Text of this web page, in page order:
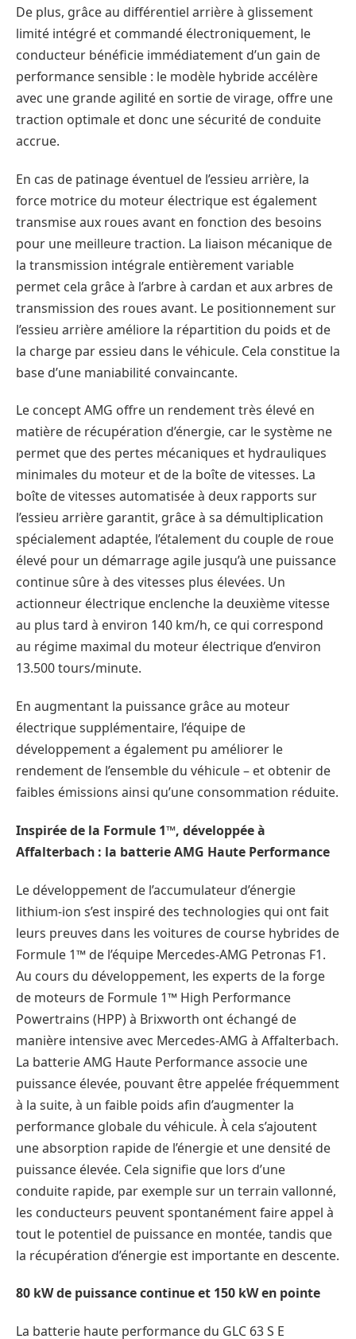
De plus, grâce au différentiel arrière à glissement
limité intégré et commandé électroniquement, le
conducteur bénéficie immédiatement d’un gain de
performance sensible : le modèle hybride accélère
avec une grande agilité en sortie de virage, offre une
traction optimale et donc une sécurité de conduite
accrue.
En cas de patinage éventuel de l’essieu arrière, la
force motrice du moteur électrique est également
transmise aux roues avant en fonction des besoins
pour une meilleure traction. La liaison mécanique de
la transmission intégrale entièrement variable
permet cela grâce à l’arbre à cardan et aux arbres de
transmission des roues avant. Le positionnement sur
l’essieu arrière améliore la répartition du poids et de
la charge par essieu dans le véhicule. Cela constitue la
base d’une maniabilité convaincante.
Le concept AMG offre un rendement très élevé en
matière de récupération d’énergie, car le système ne
permet que des pertes mécaniques et hydrauliques
minimales du moteur et de la boîte de vitesses. La
boîte de vitesses automatisée à deux rapports sur
l’essieu arrière garantit, grâce à sa démultiplication
spécialement adaptée, l’étalement du couple de roue
élevé pour un démarrage agile jusqu’à une puissance
continue sûre à des vitesses plus élevées. Un
actionneur électrique enclenche la deuxième vitesse
au plus tard à environ 140 km/h, ce qui correspond
au régime maximal du moteur électrique d’environ
13.500 tours/minute.
En augmentant la puissance grâce au moteur
électrique supplémentaire, l’équipe de
développement a également pu améliorer le
rendement de l’ensemble du véhicule – et obtenir de
faibles émissions ainsi qu’une consommation réduite.
Inspirée de la Formule 1™, développée à
Affalterbach : la batterie AMG Haute Performance
Le développement de l’accumulateur d’énergie
lithium-ion s’est inspiré des technologies qui ont fait
leurs preuves dans les voitures de course hybrides de
Formule 1™ de l’équipe Mercedes-AMG Petronas F1.
Au cours du développement, les experts de la forge
de moteurs de Formule 1™ High Performance
Powertrains (HPP) à Brixworth ont échangé de
manière intensive avec Mercedes-AMG à Affalterbach.
La batterie AMG Haute Performance associe une
puissance élevée, pouvant être appelée fréquemment
à la suite, à un faible poids afin d’augmenter la
performance globale du véhicule. À cela s’ajoutent
une absorption rapide de l’énergie et une densité de
puissance élevée. Cela signifie que lors d’une
conduite rapide, par exemple sur un terrain vallonné,
les conducteurs peuvent spontanément faire appel à
tout le potentiel de puissance en montée, tandis que
la récupération d’énergie est importante en descente.
80 kW de puissance continue et 150 kW en pointe
La batterie haute performance du GLC 63 S E